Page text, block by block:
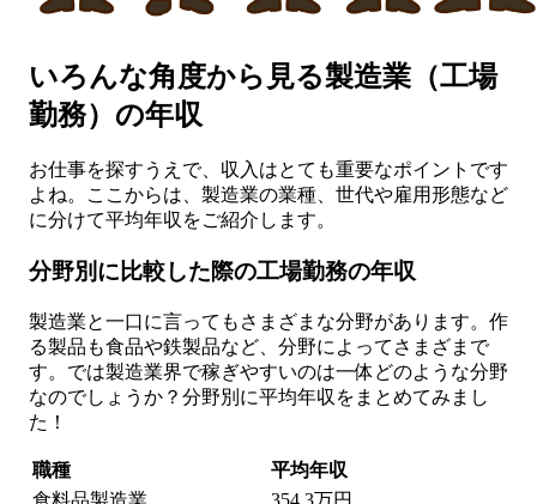
いろんな角度から見る製造業（工場
勤務）の年収
お仕事を探すうえで、収入はとても重要なポイントです
よね。ここからは、製造業の業種、世代や雇用形態など
に分けて平均年収をご紹介します。
分野別に比較した際の工場勤務の年収
製造業と一口に言ってもさまざまな分野があります。作
る製品も食品や鉄製品など、分野によってさまざまで
す。では製造業界で稼ぎやすいのは一体どのような分野
なのでしょうか？分野別に平均年収をまとめてみまし
た！
職種
平均年収
食料品製造業
354.3万円